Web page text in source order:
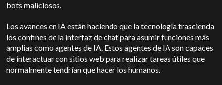
bots maliciosos.
Los avances en IA están haciendo que la tecnología trascienda
los confines de la interfaz de chat para asumir funciones más
amplias como agentes de IA. Estos agentes de IA son capaces
de interactuar con sitios web para realizar tareas útiles que
normalmente tendrían que hacer los humanos.